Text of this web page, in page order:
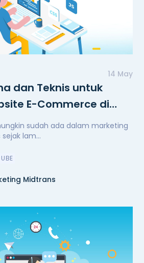
14 May
dan Teknis untuk
E-Commerce di
sudah ada dalam marketing
lam...
Midtrans